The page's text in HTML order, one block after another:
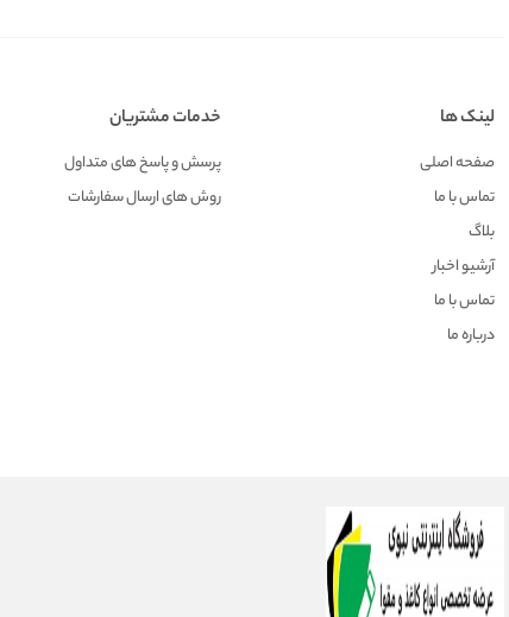
لینک ها
صفحه اصلی
تماس با ما
بلاگ
آرشیو اخبار
تماس با ما
درباره ما
خدمات مشتریان
پرسش و پاسخ های متداول
روش های ارسال سفارشات